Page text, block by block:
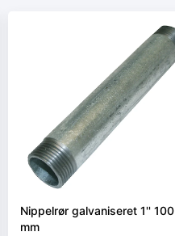
Nippelrør galvaniseret 1'' 100
mm